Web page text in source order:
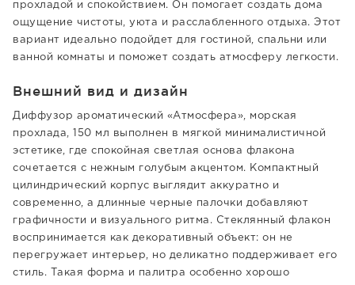
прохладой и спокойствием. Он помогает создать дома
ощущение чистоты, уюта и расслабленного отдыха. Этот
вариант идеально подойдет для гостиной, спальни или
ванной комнаты и поможет создать атмосферу легкости.
Внешний вид и дизайн
Диффузор ароматический «Атмосфера», морская
прохлада, 150 мл выполнен в мягкой минималистичной
эстетике, где спокойная светлая основа флакона
сочетается с нежным голубым акцентом. Компактный
цилиндрический корпус выглядит аккуратно и
современно, а длинные черные палочки добавляют
графичности и визуального ритма. Стеклянный флакон
воспринимается как декоративный объект: он не
перегружает интерьер, но деликатно поддерживает его
стиль. Такая форма и палитра особенно хорошо